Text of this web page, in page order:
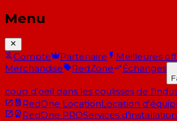
Menu
Compte Partenaire Meilleures
Merchandise
RedZone Échanges
coup d'oeil dans les coulisses de
RedOne LocationLocation
RedOne PROServices